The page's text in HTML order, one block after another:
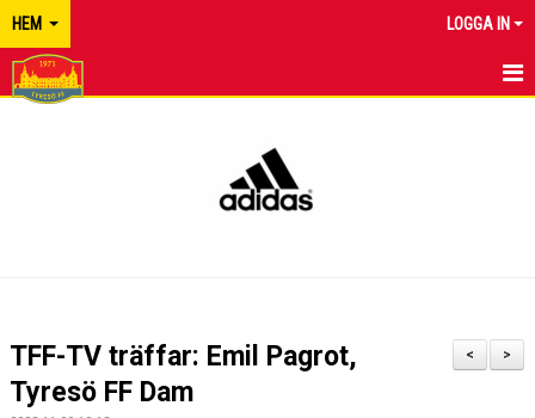
HEM LOGGA IN
>
<
TFF-TV träffar: Emil Pagrot,
Tyresö FF Dam